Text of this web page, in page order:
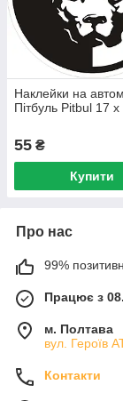
Наклейки на
Пітбуль Pitbul 17
55 ₴
Купити
Про нас
99%
Працює з
м. Полтава
вул. Героїв
Контакти